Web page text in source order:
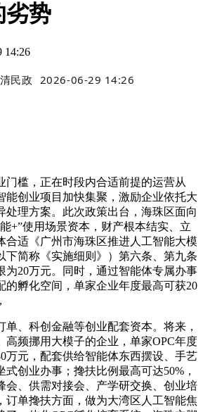
劣势
14:26
民政 2026-06-29 14:26
槛，正在时段内合适前提的运营从
能创业项目加快集聚，激励企业依托大
处理方案。此次政策出台，海珠区面向
+”使用场景资本，财产根本结实、立
合适《广州市海珠区推进人工智能大模
下简称《实施细则》）第六条、第九条
为20万元。同时，通过智能体专属办事
的孵化空间，单家企业年度最高可获20
、科创金融等创业配套资本。将来，
高频挪用大模子的企业，单家OPC年度
万元，配套供给智能体东西摆设、手艺
创业办事；搀扶比例最高可达50%，
会、供需对接会、产学研交换、创业培
订单搀扶方面，做为大湾区人工智能焦